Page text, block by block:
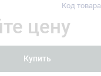
Код
цену
Купить